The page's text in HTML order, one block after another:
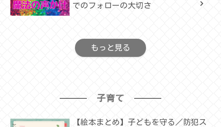
でのフォローの大切さ
もっと見る
子育て
【絵本まとめ】子どもを守る／防犯ス